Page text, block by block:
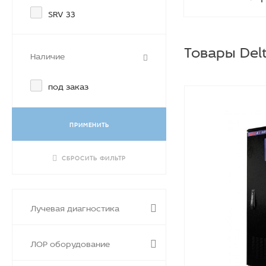
SRV 33
Наличие
под заказ
ПРИМЕНИТЬ
СБРОСИТЬ ФИЛЬТР
Лучевая диагностика
ЛОР оборудование
Товары